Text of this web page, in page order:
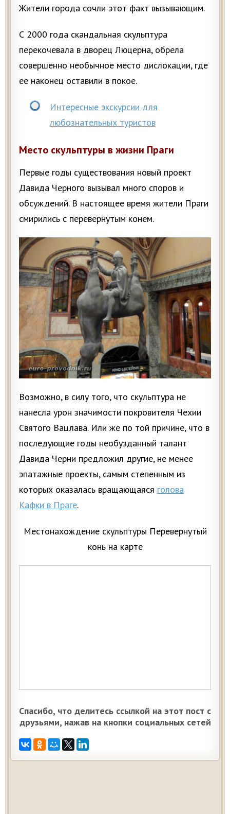
Жители города сочли этот факт вызывающим.
С 2000 года скандальная скульптура
перекочевала в дворец Люцерна, обрела
совершенно необычное место дислокации, где
ее наконец оставили в покое.
Интересные экскурсии для
любознательных туристов
Место скульптуры в жизни Праги
Первые годы существования новый проект
Давида Черного вызывал много споров и
обсуждений. В настоящее время жители Праги
смирились с перевернутым конем.
Возможно, в силу того, что скульптура не
нанесла урон значимости покровителя Чехии
Святого Вацлава. Или же по той причине, что в
последующие годы необузданный талант
Давида Черни предложил другие, не менее
эпатажные проекты, самым степенным из
которых оказалась вращающаяся голова
Кафки в Праге.
Местонахождение скульптуры Перевернутый
конь на карте
Спасибо, что делитесь ссылкой на этот пост с
друзьями, нажав на кнопки социальных сетей